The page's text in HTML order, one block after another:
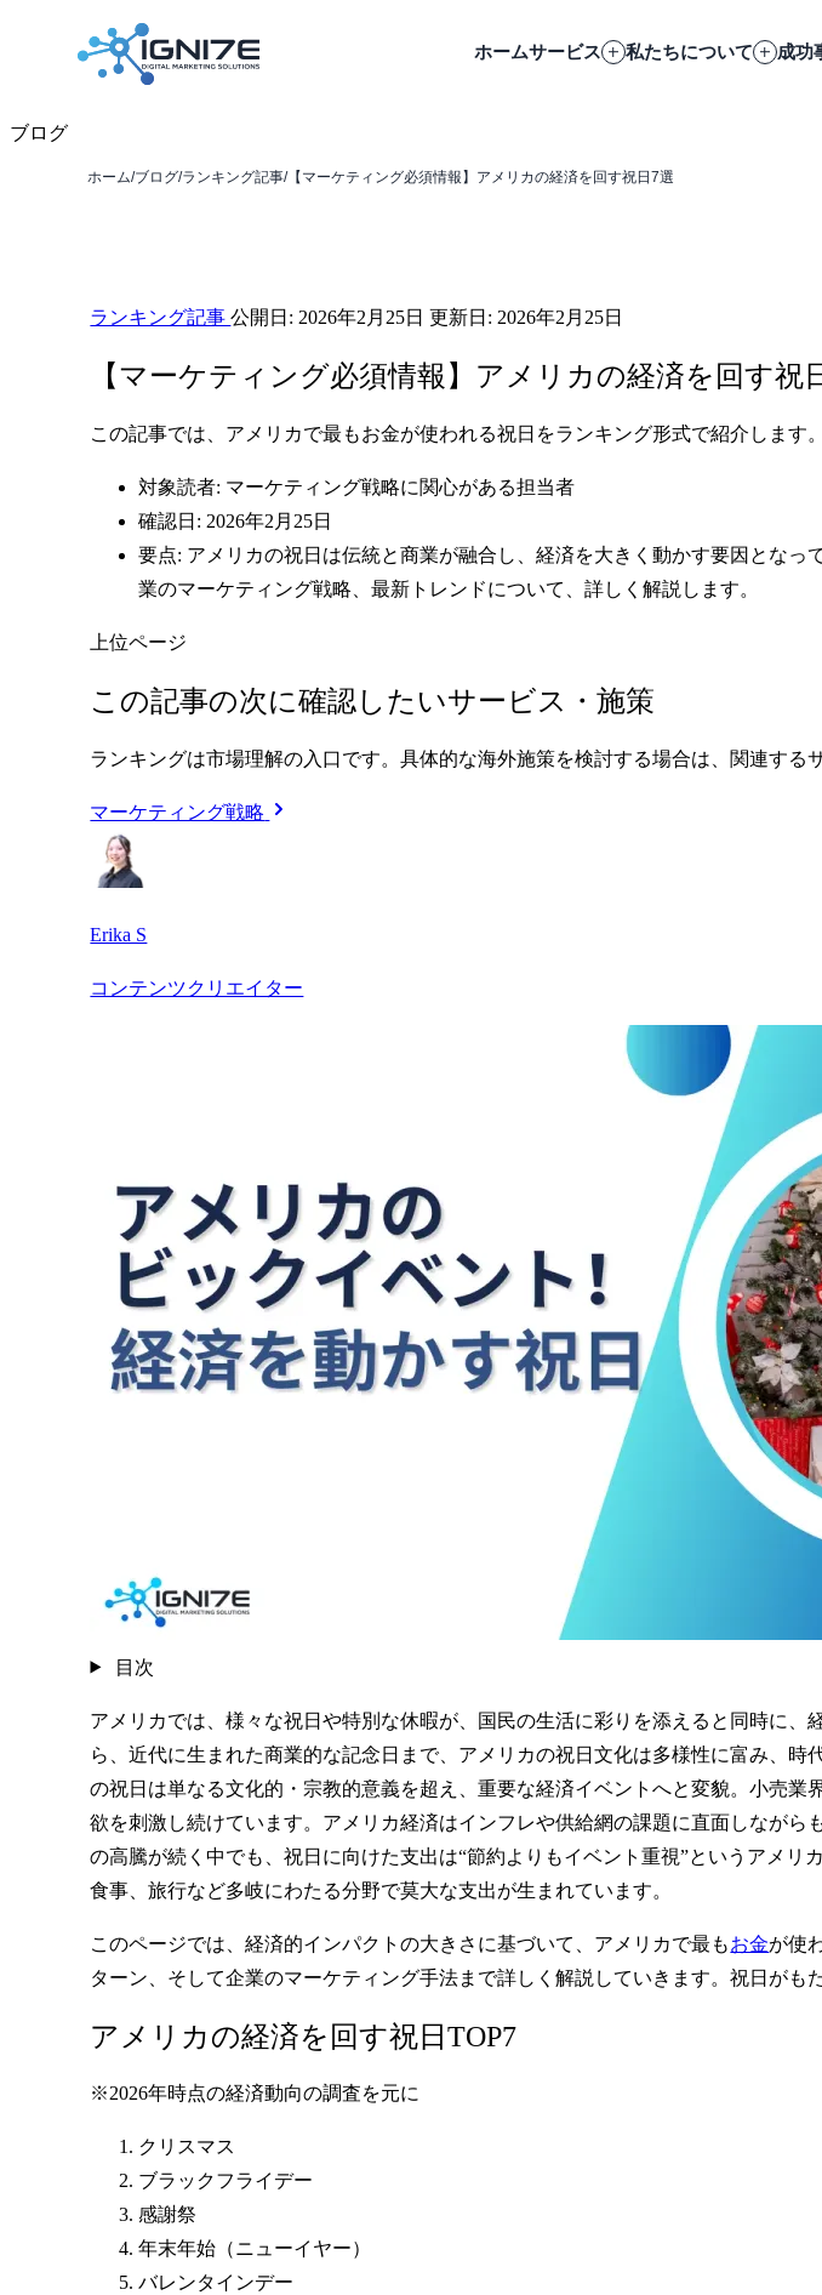
ホームサービス 私たちについて 成功
ブログ
ホーム/ブログ/ランキング記事/【マーケティング必須情報】アメリカの経済を回す祝日7選
ランキング記事公開日: 2026年2月25日 更新日: 2026年2月25日
【マーケティング必須情報】アメリカの経済を回す祝
この記事では、アメリカで最もお金が使われる祝日をランキング形式で紹介します。
対象読者: マーケティング戦略に関心がある担当者
確認日: 2026年2月25日
要点: アメリカの祝日は伝統と商業が融合し、経済を大きく動かす要因とな
業のマーケティング戦略、最新トレンドについて、詳しく解説します。
上位ページ
この記事の次に確認したいサービス・施策
ランキングは市場理解の入口です。具体的な海外施策を検討する場合は、関連する
マーケティング戦略
Erika S
コンテンツクリエイター
目次
アメリカでは、様々な祝日や特別な休暇が、国民の生活に彩りを添えると同時に
ら、近代に生まれた商業的な記念日まで、アメリカの祝日文化は多様性に富み、
の祝日は単なる文化的・宗教的意義を超え、重要な経済イベントへと変貌。小売
欲を刺激し続けています。アメリカ経済はインフレや供給網の課題に直面しなが
の高騰が続く中でも、祝日に向けた支出は“節約よりもイベント重視”というアメリ
食事、旅行など多岐にわたる分野で莫大な支出が生まれています。
このページでは、経済的インパクトの大きさに基づいて、アメリカで最もお金が使
ターン、そして企業のマーケティング手法まで詳しく解説していきます。祝日がも
アメリカの経済を回す祝日TOP7
※2026年時点の経済動向の調査を元に
クリスマス
ブラックフライデー
感謝祭
年末年始（ニューイヤー）
バレンタインデー